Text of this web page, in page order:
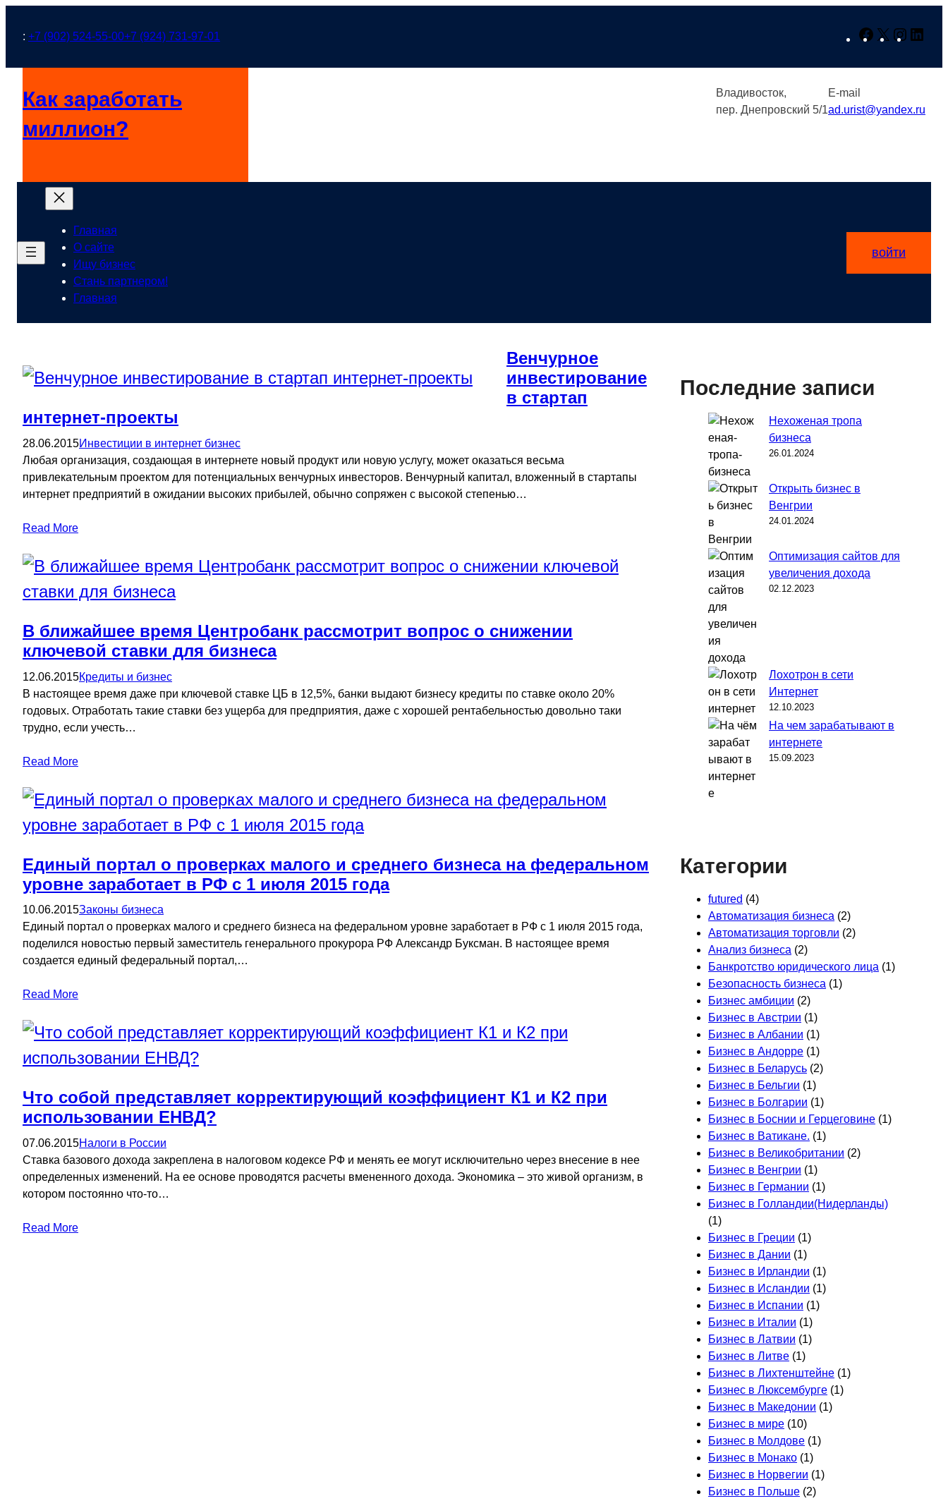
: +7 (902) 524-55-00+7 (924) 731-97-01 Facebook
X
Как заработать
миллион?
Владивосток,
пер. Днепровский 5/1
E-mail
ad.urist@yandex.ru
Главная
О сайте
Ищу бизнес
Стань партнером!
Главная
войти
Венчурное
инвестирование
в стартап
интернет-проекты
28.06.2015Инвестиции в интернет бизнес
Любая организация, создающая в интернете новый продукт или новую услугу, может оказаться весьма
привлекательным проектом для потенциальных венчурных инвесторов. Венчурный капитал, вложенный в стартапы
интернет предприятий в ожидании высоких прибылей, обычно сопряжен с высокой степенью…
Read More
В ближайшее время Центробанк рассмотрит вопрос о снижении
ключевой ставки для бизнеса
12.06.2015Кредиты и бизнес
В настоящее время даже при ключевой ставке ЦБ в 12,5%, банки выдают бизнесу кредиты по ставке около 20%
годовых. Отработать такие ставки без ущерба для предприятия, даже с хорошей рентабельностью довольно таки
трудно, если учесть…
Read More
Единый портал о проверках малого и среднего бизнеса на федеральном
уровне заработает в РФ с 1 июля 2015 года
10.06.2015Законы бизнеса
Единый портал о проверках малого и среднего бизнеса на федеральном уровне заработает в РФ с 1 июля 2015 года,
поделился новостью первый заместитель генерального прокурора РФ Александр Буксман. В настоящее время
создается единый федеральный портал,…
Read More
Что собой представляет корректирующий коэффициент К1 и К2 при
использовании ЕНВД?
07.06.2015Налоги в России
Ставка базового дохода закреплена в налоговом кодексе РФ и менять ее могут исключительно через внесение в нее
определенных изменений. На ее основе проводятся расчеты вмененного дохода. Экономика – это живой организм, в
котором постоянно что-то…
Read More
Последние записи
Нехоженая тропа
бизнеса
26.01.2024
Открыть бизнес в
Венгрии
24.01.2024
Оптимизация сайтов для
увеличения дохода
02.12.2023
Лохотрон в сети
Интернет
12.10.2023
На чем зарабатывают в
интернете
15.09.2023
Категории
futured (4)
Автоматизация бизнеса (2)
Автоматизация торговли (2)
Анализ бизнеса (2)
Банкротство юридического лица (1)
Безопасность бизнеса (1)
Бизнес амбиции (2)
Бизнес в Австрии (1)
Бизнес в Албании (1)
Бизнес в Андорре (1)
Бизнес в Беларусь (2)
Бизнес в Бельгии (1)
Бизнес в Болгарии (1)
Бизнес в Боснии и Герцеговине (1)
Бизнес в Ватикане. (1)
Бизнес в Великобритании (2)
Бизнес в Венгрии (1)
Бизнес в Германии (1)
Бизнес в Голландии(Нидерланды)
(1)
Бизнес в Греции (1)
Бизнес в Дании (1)
Бизнес в Ирландии (1)
Бизнес в Исландии (1)
Бизнес в Испании (1)
Бизнес в Италии (1)
Бизнес в Латвии (1)
Бизнес в Литве (1)
Бизнес в Лихтенштейне (1)
Бизнес в Люксембурге (1)
Бизнес в Македонии (1)
Бизнес в мире (10)
Бизнес в Молдове (1)
Бизнес в Монако (1)
Бизнес в Норвегии (1)
Бизнес в Польше (2)